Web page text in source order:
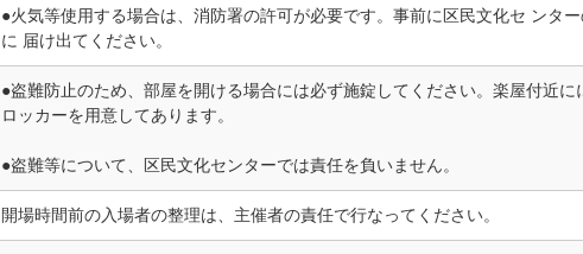
●火気等使用する場合は、消防署の許可が必要です。事前に区民文化セ ンタ
に 届け出てください。
●盗難防止のため、部屋を開ける場合には必ず施錠してください。楽屋付近に
ロッカーを用意してあります。
●盗難等について、区民文化センターでは責任を負いません。
開場時間前の入場者の整理は、主催者の責任で行なってください。